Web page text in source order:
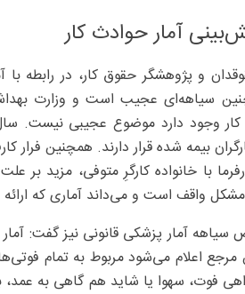
آمار حوادث کار
و پژوهشگر حقوق کار، در رابطه
چنین سیاهه‌ای عجیب است و وزارت
کار وجود دارد موضوع عجیبی نیست.
بیمه شده قرار دارند. همچنین فرار
با خانواده کارگرِ متوفی، مزید بر
مشکل واقف است و می‌داند آماری که
آمار پزشکی قانونی نیز گفت: آمار
اعلام می‌شود مربوط به تمام
فوت، سهوا یا شاید هم گاهی به